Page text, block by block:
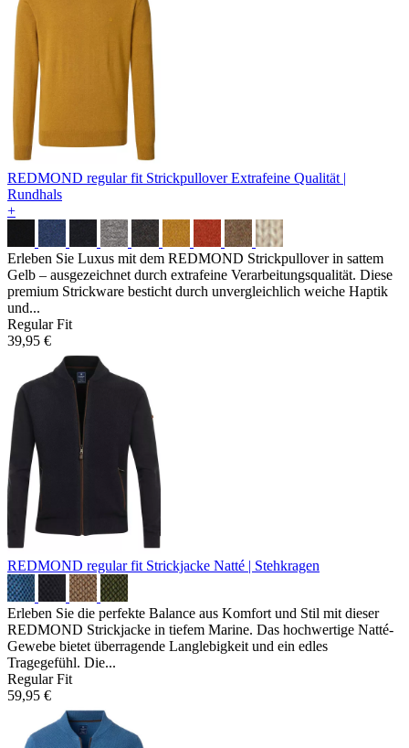
REDMOND regular fit StrickpulloverExtrafeine Qualität |
Rundhals
+
Erleben Sie Luxus mit dem REDMOND Strickpullover in sattem
Gelb – ausgezeichnet durch extrafeine Verarbeitungsqualität. Diese
premium Strickware besticht durch unvergleichlich weiche Haptik
und...
Regular Fit
39,95 €
REDMOND regular fit Strickjacke Natté | Stehkragen
Erleben Sie die perfekte Balance aus Komfort und Stil mit dieser
REDMOND Strickjacke in tiefem Marine. Das hochwertige Natté-
Gewebe bietet überragende Langlebigkeit und ein edles
Tragegefühl. Die...
Regular Fit
59,95 €